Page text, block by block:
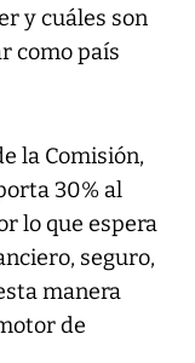
y cuáles son
como país
la Comisión,
30% al
lo que espera
seguro,
manera
de